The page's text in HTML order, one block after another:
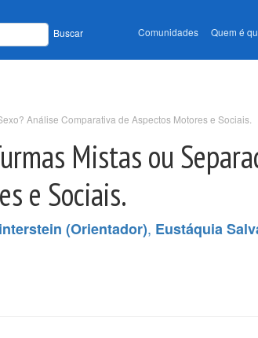
Buscar Comunidades Quem é
Análise Comparativa de Aspectos Motores e Sociais.
Mistas ou
e Sociais.
(Orientador), Eustáquia